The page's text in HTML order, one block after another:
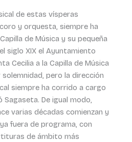
de estas vísperas
y orquesta, siempre ha
de Música y su pequeña
siglo XIX el Ayuntamiento
Cecilia a la Capilla de Música
pero la dirección
siempre ha corrido a cargo
Sagaseta. De igual modo,
varias décadas comienzan y
fuera de programa, con
de ámbito más